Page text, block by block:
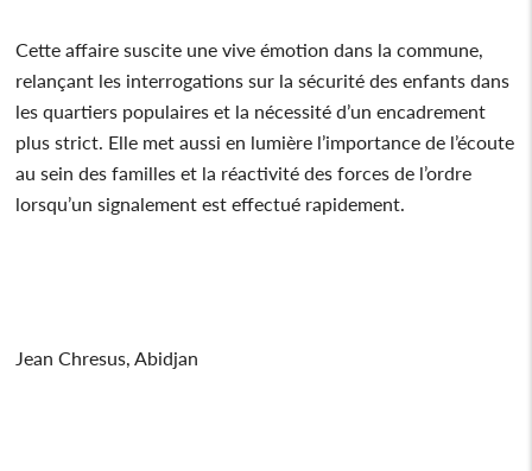
Cette affaire suscite une vive émotion dans la commune,
relançant les interrogations sur la sécurité des enfants dans
les quartiers populaires et la nécessité d’un encadrement
plus strict. Elle met aussi en lumière l’importance de l’écoute
au sein des familles et la réactivité des forces de l’ordre
lorsqu’un signalement est effectué rapidement.
Jean Chresus, Abidjan